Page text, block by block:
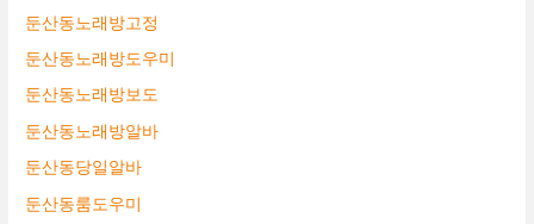
둔산동노래방고정
둔산동노래방도우미
둔산동노래방보도
둔산동노래방알바
둔산동당일알바
둔산동룸도우미